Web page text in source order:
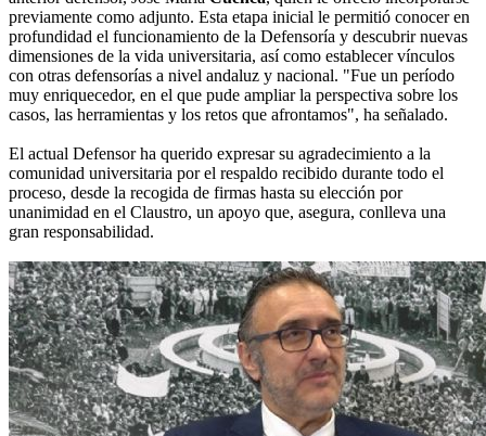
previamente como adjunto. Esta etapa inicial le permitió conocer en
profundidad el funcionamiento de la Defensoría y descubrir nuevas
dimensiones de la vida universitaria, así como establecer vínculos
con otras defensorías a nivel andaluz y nacional. "Fue un período
muy enriquecedor, en el que pude ampliar la perspectiva sobre los
casos, las herramientas y los retos que afrontamos", ha señalado.
El actual Defensor ha querido expresar su agradecimiento a la
comunidad universitaria por el respaldo recibido durante todo el
proceso, desde la recogida de firmas hasta su elección por
unanimidad en el Claustro, un apoyo que, asegura, conlleva una
gran responsabilidad.